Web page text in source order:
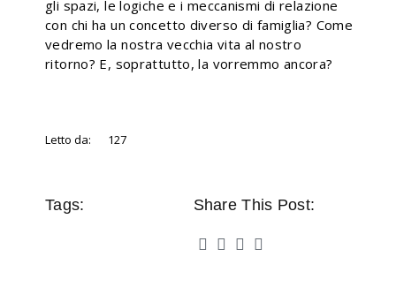
gli spazi, le logiche e i meccanismi di relazione
con chi ha un concetto diverso di famiglia? Come
vedremo la nostra vecchia vita al nostro
ritorno? E, soprattutto, la vorremmo ancora?
Letto da: 127
Tags: Share This Post: